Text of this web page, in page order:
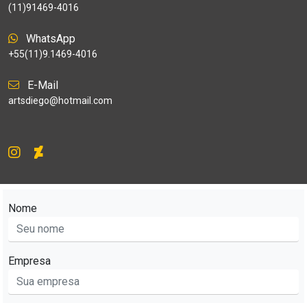
(11)91469-4016
WhatsApp
+55(11)9.1469-4016
E-Mail
artsdiego@hotmail.com
Nome
Empresa